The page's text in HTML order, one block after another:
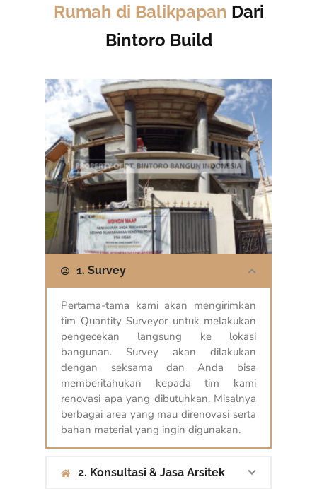
Rumah di Balikpapan Dari
Bintoro Build
1. Survey
Pertama-tama kami akan mengirimkan
tim Quantity Surveyor untuk melakukan
pengecekan langsung ke lokasi
bangunan. Survey akan dilakukan
dengan seksama dan Anda bisa
memberitahukan kepada tim kami
renovasi apa yang dibutuhkan. Misalnya
berbagai area yang mau direnovasi serta
bahan material yang ingin digunakan.
2. Konsultasi & Jasa Arsitek